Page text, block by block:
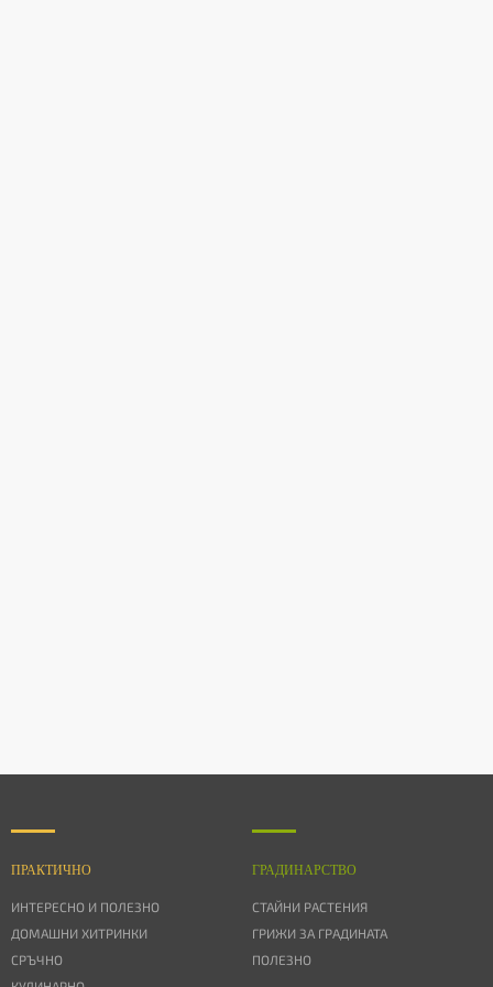
ПРАКТИЧНО
ИНТЕРЕСНО И ПОЛЕЗНО
ДОМАШНИ ХИТРИНКИ
СРЪЧНО
ГРАДИНАРСТВО
СТАЙНИ РАСТЕНИЯ
ГРИЖИ ЗА ГРАДИНАТА
ПОЛЕЗНО